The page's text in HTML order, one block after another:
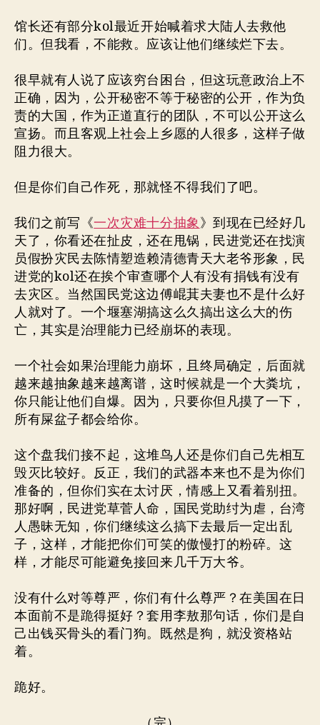
馆长还有部分kol最近开始喊着求大陆人去救他
们。但我看，不能救。应该让他们继续烂下去。
很早就有人说了应该穷台困台，但这玩意政治上不
正确，因为，公开秘密不等于秘密的公开，作为负
责的大国，作为正道直行的团队，不可以公开这么
宣扬。而且客观上社会上乡愿的人很多，这样子做
阻力很大。
但是你们自己作死，那就怪不得我们了吧。
我们之前写《一次灾难十分抽象》到现在已经好几
天了，你看还在扯皮，还在甩锅，民进党还在找演
员假扮灾民去陈情塑造赖清德青天大老爷形象，民
进党的kol还在挨个审查哪个人有没有捐钱有没有
去灾区。当然国民党这边傅崐萁夫妻也不是什么好
人就对了。一个堰塞湖搞这么久搞出这么大的伤
亡，其实是治理能力已经崩坏的表现。
一个社会如果治理能力崩坏，且终局确定，后面就
越来越抽象越来越离谱，这时候就是一个大粪坑，
你只能让他们自爆。因为，只要你但凡摸了一下，
所有屎盆子都会给你。
这个盘我们接不起，这堆鸟人还是你们自己先相互
毁灭比较好。反正，我们的武器本来也不是为你们
准备的，但你们实在太讨厌，情感上又看着别扭。
那好啊，民进党草菅人命，国民党助纣为虐，台湾
人愚昧无知，你们继续这么搞下去最后一定出乱
子，这样，才能把你们可笑的傲慢打的粉碎。这
样，才能尽可能避免接回来几千万大爷。
没有什么对等尊严，你们有什么尊严？在美国在日
本面前不是跪得挺好？套用李敖那句话，你们是自
己出钱买骨头的看门狗。既然是狗，就没资格站
着。
跪好。